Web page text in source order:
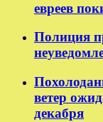
евреев
Полиция
ветер
декабря